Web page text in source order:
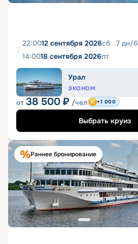
22:0012 сентября 2026сб 7 дн/6
14:0018 сентября 2026пт
Урал
ЭКОНОМ
от 38 500 ₽ /чел +1 000
Выбрать круиз
Раннее бронирование